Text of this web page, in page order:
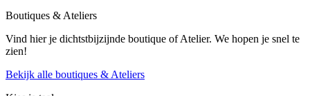
Boutiques & Ateliers
Vind hier je dichtstbijzijnde boutique of Atelier. We hopen je snel te
zien!
Bekijk alle boutiques & Ateliers